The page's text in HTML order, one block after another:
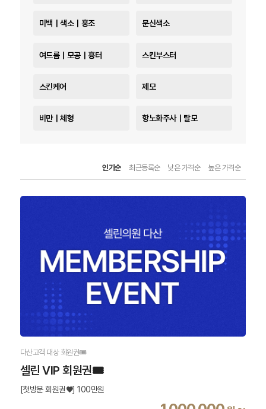
미백｜색소｜홍조 문신색소
여드름｜모공｜흉터 스킨부스터
스킨케어 제모
비만｜체형 항노화주사｜탈모
인기순 최근등록순 낮은 가격순 높은 가격순
다산고객 대상 회원권🎟️
셀린 VIP 회원권🎟️
[첫방문 회원권♥] 100만원